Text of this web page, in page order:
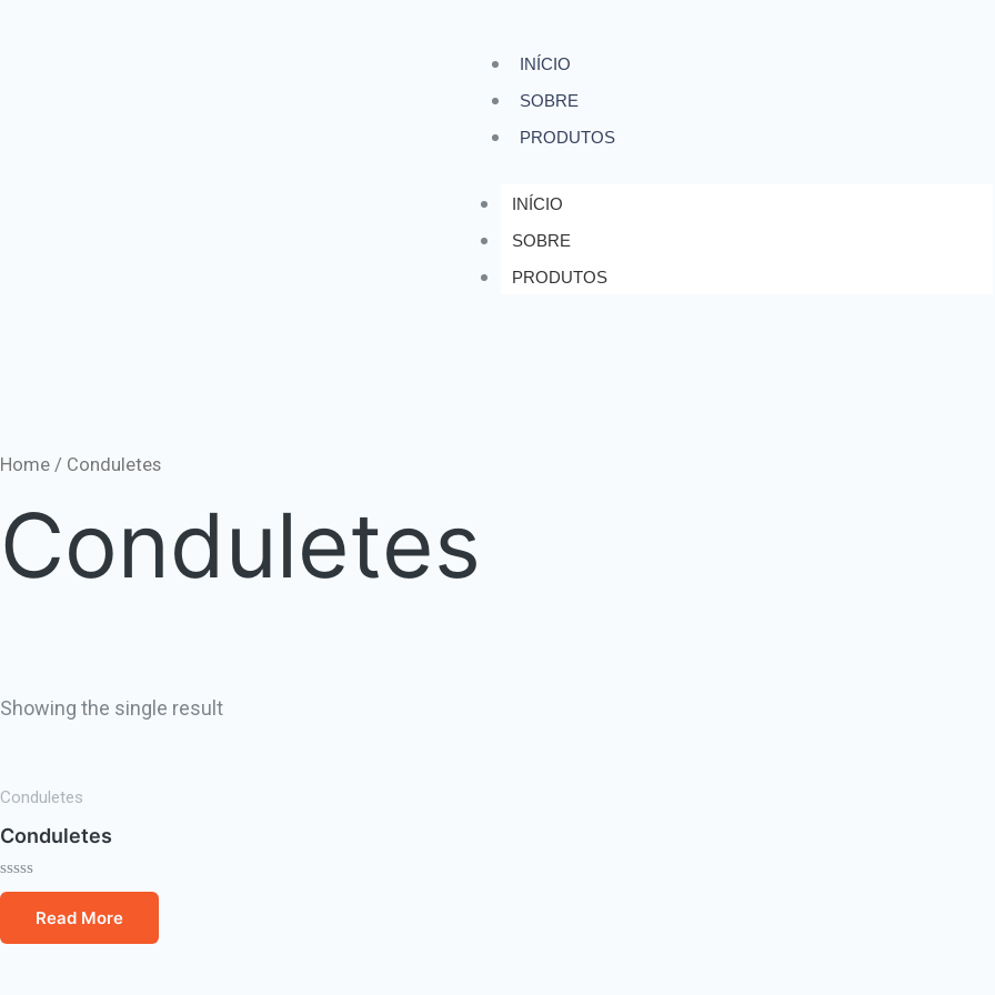
INÍCIO
SOBRE
PRODUTOS
INÍCIO
SOBRE
PRODUTOS
Home / Conduletes
Conduletes
Showing the single result
Conduletes
Conduletes
Rated
of
Read More